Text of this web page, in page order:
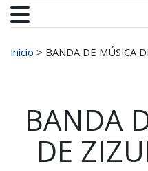
Buscar:
Inicio > BANDA DE MÚSICA
BANDA
DE